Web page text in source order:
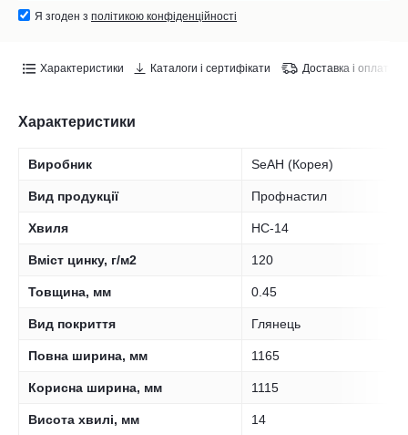
Я згоден з політикою конфіденційності
Характеристики Каталоги і сертифікати Доставка і оплата
Характеристики
Виробник SeAH (Корея)
Вид продукції Профнастил
Хвиля НС-14
Вміст цинку, г/м2 120
Товщина, мм 0.45
Вид покриття Глянець
Повна ширина, мм 1165
Корисна ширина, мм 1115
Висота хвилі, мм 14